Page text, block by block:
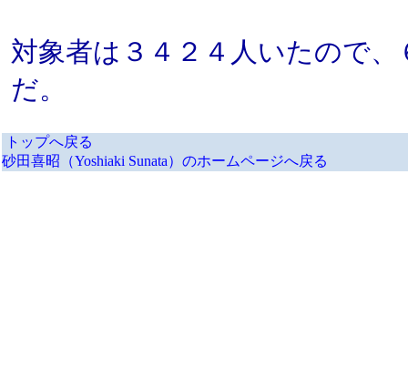
対象者は３４２４人いたので
だ。
トップへ戻る
砂田喜昭（Yoshiaki Sunata）のホームページへ戻る